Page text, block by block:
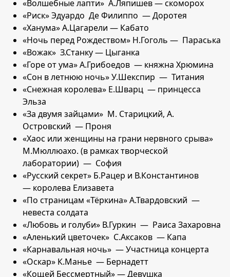
«Волшебные лапти» А.Ляпишев — скоморох
«Риск» Эдуардо Де Филиппо — Доротея
«Ханума» А.Цагарели — Кабато
«Ночь перед Рождеством» Н.Гоголь — Параська
«Вожак» З.Станку — Цыганка
«Горе от ума» А.Грибоедов — княжна Хрюмина
«Сон в летнюю ночь» У.Шекспир — Титания
«Снежная королева» Е.Шварц — принцесса
Эльза
«За двумя зайцами» М. Старицкий, А.
Островский — Проня
«Хаос или женщины на грани нервного срыва»
М.Мюллюахо. (в рамках творческой
лаборатории) — София
«Русский секрет» Б.Рацер и В.Константинов
— королева Елизавета
«По страницам «Тёркина» А.Твардовский —
невеста солдата
«Любовь и голуби» В.Гуркин — Раиса Захаровна
«Аленький цветочек» С.Аксаков — Капа
«Карнавальная ночь» — Участница концерта
«Оскар» К.Манье — Бернадетт
«Кощей Бессмертный» — Девушка